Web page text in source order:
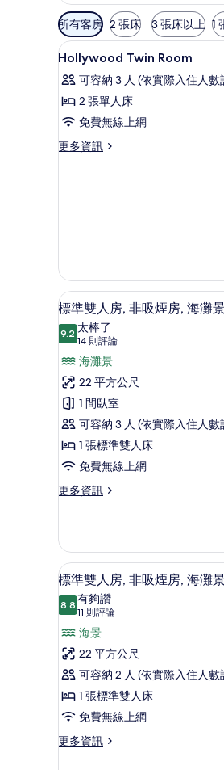
可
用
的
客
房
篩
選
條
所有客房 2 張床 3 張床以上 1
顯
示
Hollywood
Twin
Room
的
1
Hollywood Twin Room
可容納 3 人 (依實際入住人數
2 張單人床
免費無線上網
更多資訊
更
顯
示
標
準
雙
人
房,
非
吸
煙
灘
景
觀
的
所
有
相
片
20
標準雙人房, 非吸煙房, 海灘
9.29.2 分，滿分 10 分
太棒了
14 則評論
(14
則
評
論)
海灘景
22 平方公尺
1 間臥室
可容納 3 人 (依實際入住人數
1 張標準雙人床
免費無線上網
更多資訊
更
雙
人
房,
吸
房,
海
灘
景
觀
詳
情
顯
示
標
準
雙
人
房,
非
吸
21
標準雙人房, 非吸煙房, 海灘
8.88.8 分，滿分 10 分
有夠讚
11 則評論
(11
則
評
論)
海景
22 平方公尺
可容納 2 人 (依實際入住人數
1 張標準雙人床
免費無線上網
更多資訊
更